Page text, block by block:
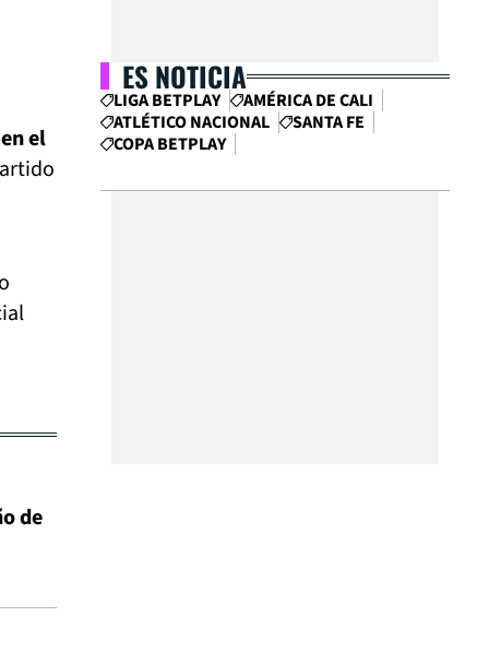
el
de
ES NOTICIA
LIGA BETPLAY
AMÉRICA DE CALI
ATLÉTICO NACIONAL
SANTA FE
COPA BETPLAY